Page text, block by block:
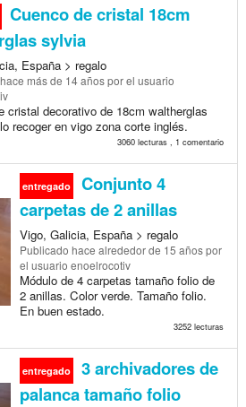
Cuenco de cristal 18cm
sylvia
España > regalo
hace más de 14 añospor el usuario
cristal decorativo de 18cm waltherglas
recoger en vigo zona corte inglés.
3060 lecturas , 1 comentario
entregado
Conjunto 4
carpetas de 2 anillas
Vigo, Galicia, España > regalo
Publicado hace alrededor de 15 añospor
el usuario enoelrocotiv
Módulo de 4 carpetas tamaño folio de
2 anillas. Color verde. Tamaño folio.
En buen estado.
3252 lecturas
entregado
3 archivadores de
palanca tamaño folio